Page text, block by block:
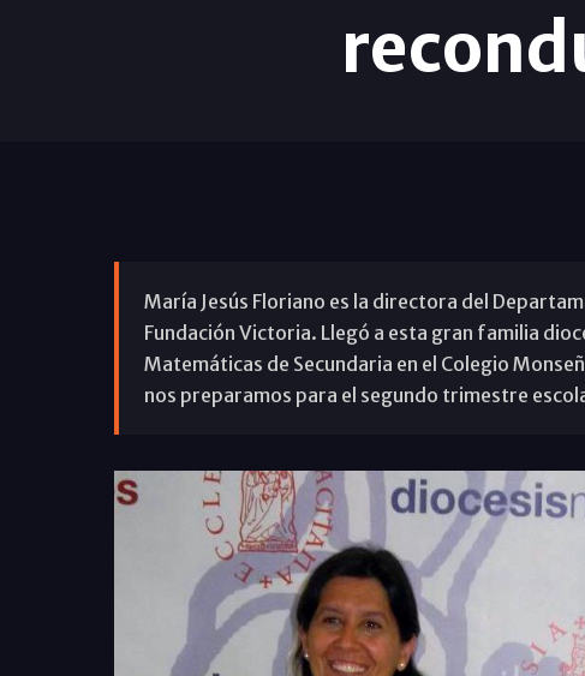
María Jesús Floriano es la directora del
Fundación Victoria. Llegó a esta gran familia
Matemáticas de Secundaria en el Colegio
nos preparamos para el segundo trimestre